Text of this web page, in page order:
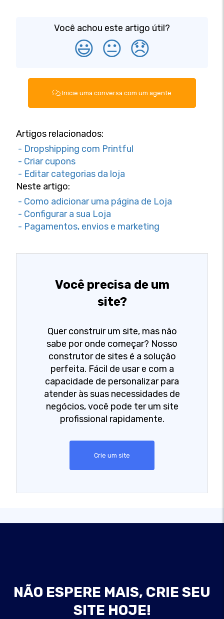
Você achou este artigo útil?
😃 😐 😞
Inicie uma conversa com um agente
Artigos relacionados:
- Dropshipping com Printful
- Criar cupons
- Editar categorias da loja
Neste artigo:
- Como adicionar uma página de Loja
- Configurar a sua Loja
- Pagamentos, envios e marketing
Você precisa de um
site?
Quer construir um site, mas não
sabe por onde começar? Nosso
construtor de sites é a solução
perfeita. Fácil de usar e com a
capacidade de personalizar para
atender às suas necessidades de
negócios, você pode ter um site
profissional rapidamente.
Crie um site
NÃO ESPERE MAIS, CRIE SEU
SITE HOJE!